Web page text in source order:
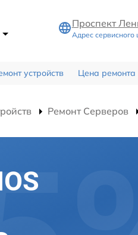
Проспект
Адрес сервисного
устройств Цена ремонта
Ремонт Серверов